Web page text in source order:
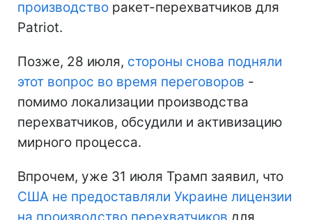
производство ракет-перехватчиков для
Patriot.
Позже, 28 июля, стороны снова подняли
этот вопрос во время переговоров -
помимо локализации производства
перехватчиков, обсудили и активизацию
мирного процесса.
Впрочем, уже 31 июля Трамп заявил, что
США не предоставляли Украине лицензии
на производство перехватчиков для